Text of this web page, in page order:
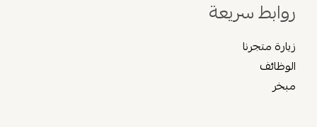
روابط سريعة
زيارة متجرنا
الوظائف
مبخر